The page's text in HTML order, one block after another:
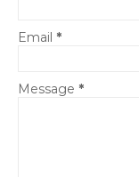
Email *
Message *